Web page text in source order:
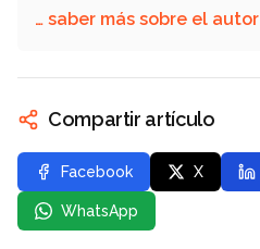
… saber más sobre el autor
Compartir artículo
Facebook X
WhatsApp